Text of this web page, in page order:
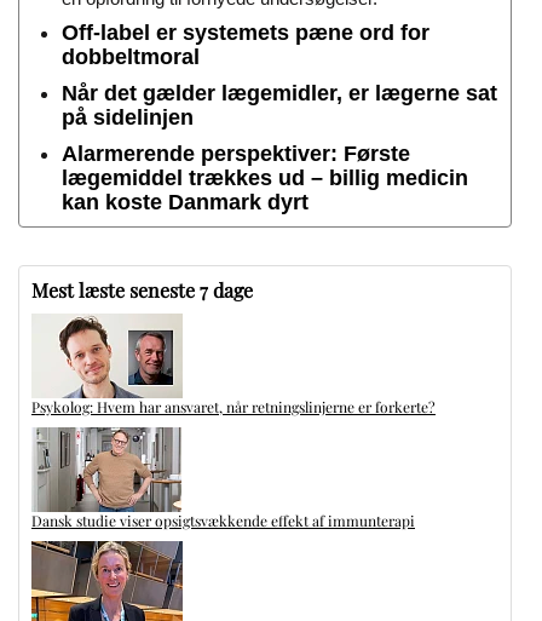
Off-label er systemets pæne ord for
dobbeltmoral
Når det gælder lægemidler, er lægerne sat
på sidelinjen
Alarmerende perspektiver: Første
lægemiddel trækkes ud – billig medicin
kan koste Danmark dyrt
Mest læste seneste 7 dage
Psykolog: Hvem har ansvaret, når retningslinjerne er forkerte?
Dansk studie viser opsigtsvækkende effekt af immunterapi